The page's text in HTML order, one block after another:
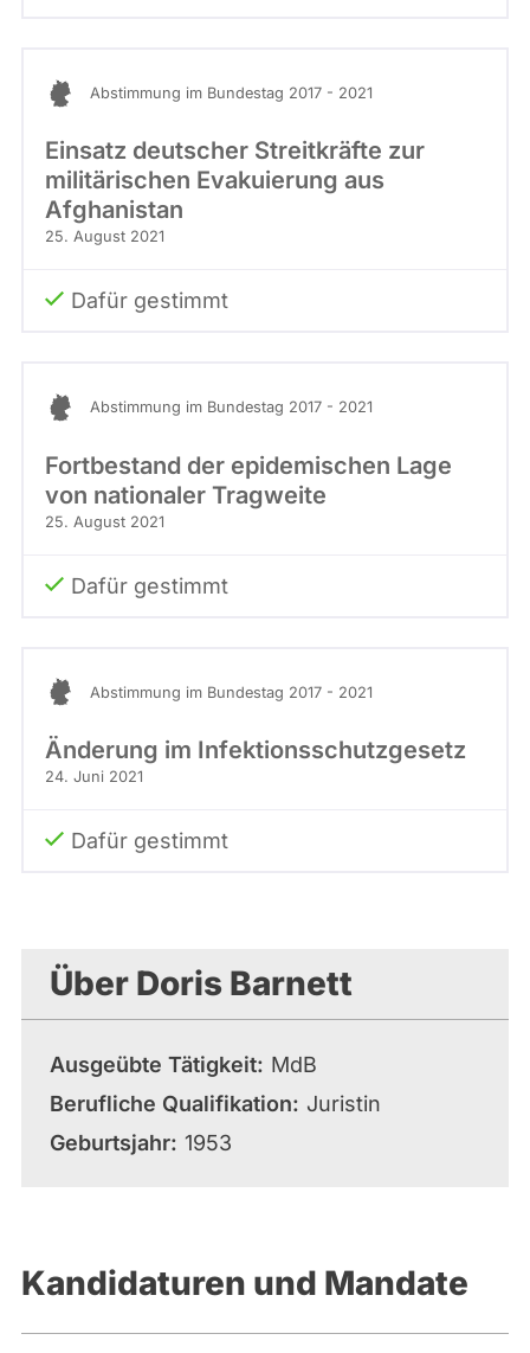
Abstimmung im Bundestag 2017 - 2021
Einsatz deutscher Streitkräfte zur
militärischen Evakuierung aus
Afghanistan
25. August 2021
Dafür gestimmt
Abstimmung im Bundestag 2017 - 2021
Fortbestand der epidemischen Lage
von nationaler Tragweite
25. August 2021
Dafür gestimmt
Abstimmung im Bundestag 2017 - 2021
Änderung im Infektions­schutz­gesetz
24. Juni 2021
Dafür gestimmt
Über Doris Barnett
Ausgeübte Tätigkeit
MdB
Berufliche Qualifikation
Juristin
Geburtsjahr 1953
Kandidaturen und Mandate